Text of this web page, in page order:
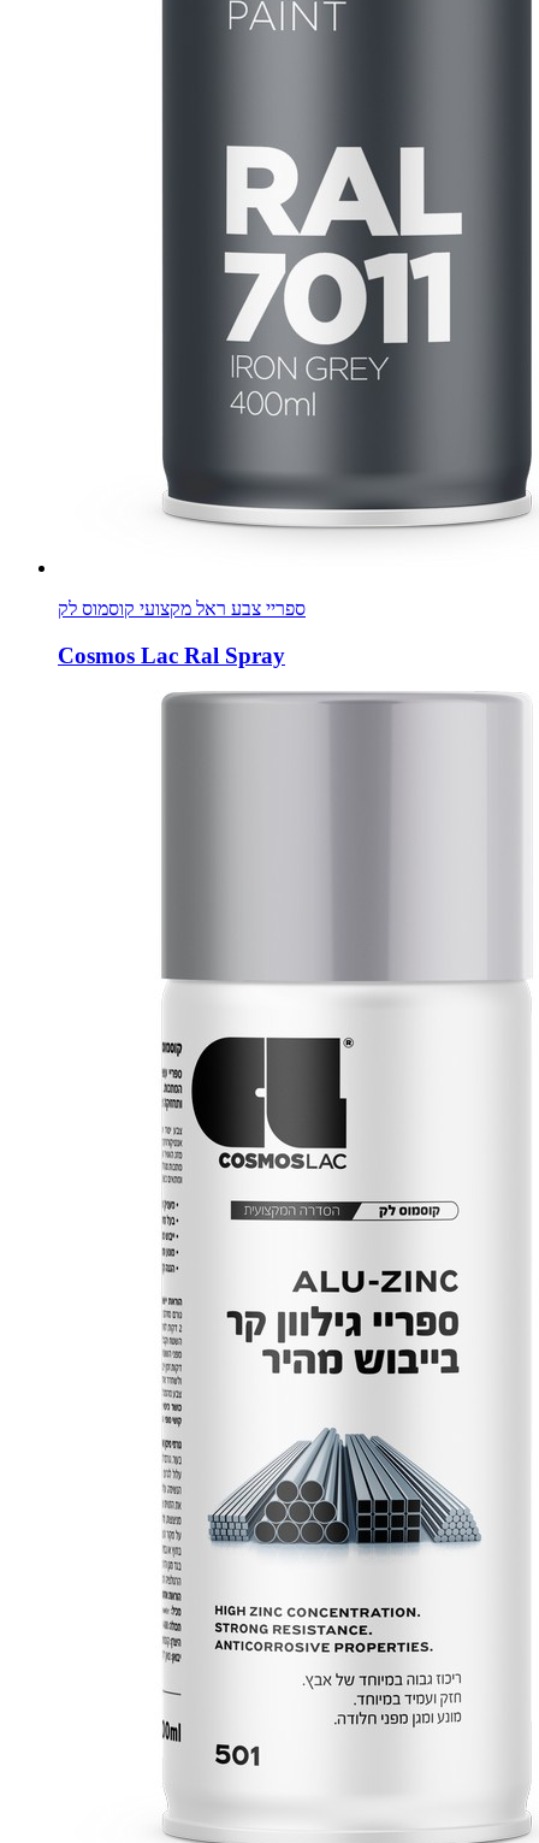
ספריי צבע ראל מקצועי קוסמוס לק
Cosmos Lac Ral Spray